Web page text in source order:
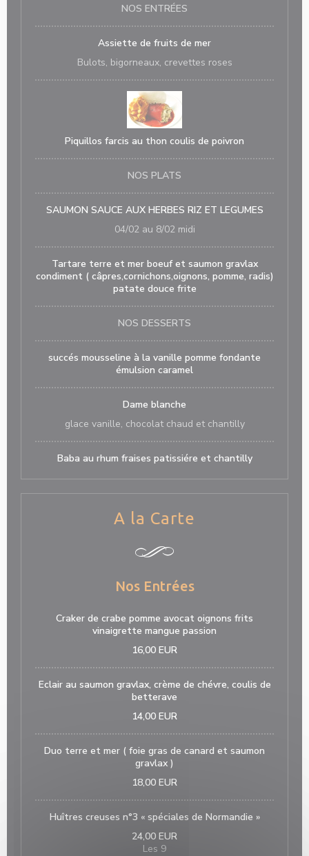
NOS ENTRÉES
Assiette de fruits de mer
Bulots, bigorneaux, crevettes roses
Piquillos farcis au thon coulis de poivron
NOS PLATS
SAUMON SAUCE AUX HERBES RIZ ET LEGUMES
04/02 au 8/02 midi
Tartare terre et mer boeuf et saumon gravlax
condiment ( câpres,cornichons,oignons, pomme, radis)
patate douce frite
NOS DESSERTS
succés mousseline à la vanille pomme fondante
émulsion caramel
Dame blanche
glace vanille, chocolat chaud et chantilly
Baba au rhum fraises patissiére et chantilly
A la Carte
Nos Entrées
Craker de crabe pomme avocat oignons frits
vinaigrette mangue passion
16,00 EUR
Eclair au saumon gravlax, crème de chévre, coulis de
betterave
14,00 EUR
Duo terre et mer ( foie gras de canard et saumon
gravlax )
18,00 EUR
Huîtres creuses n°3 « spéciales de Normandie »
24,00 EUR
Les 9